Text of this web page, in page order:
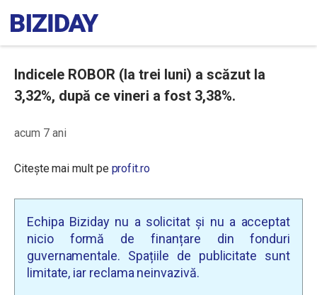
Indicele ROBOR (la trei luni) a scăzut la
3,32%, după ce vineri a fost 3,38%.
acum 7 ani
Citește mai mult pe profit.ro
Echipa Biziday nu a solicitat și nu a acceptat
nicio formă de finanțare din fonduri
guvernamentale. Spațiile de publicitate sunt
limitate, iar reclama neinvazivă.